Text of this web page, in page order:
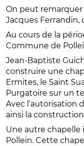
On peut remarquer
Jacques Ferrandin,
Au cours de la
Commune de
Jean-Baptiste
construire une
Ermites, le Saint
Purgatoire sur un
Avec l’autorisation
ainsi la
Une autre chapelle
Pollein. Cette